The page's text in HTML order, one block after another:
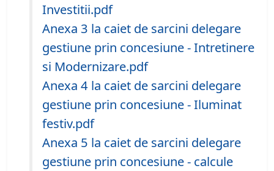
Investitii.pdf
Anexa 3 la caiet de sarcini delegare
gestiune prin concesiune - Intretinere
si Modernizare.pdf
Anexa 4 la caiet de sarcini delegare
gestiune prin concesiune - Iluminat
festiv.pdf
Anexa 5 la caiet de sarcini delegare
gestiune prin concesiune - calcule